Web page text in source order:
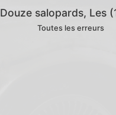
Douze salopards, Les
Toutes les erreurs